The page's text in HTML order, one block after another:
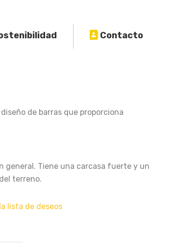
Contacto
de barras que proporciona
general. Tiene una carcasa fuerte y un
terreno.
lista de deseos